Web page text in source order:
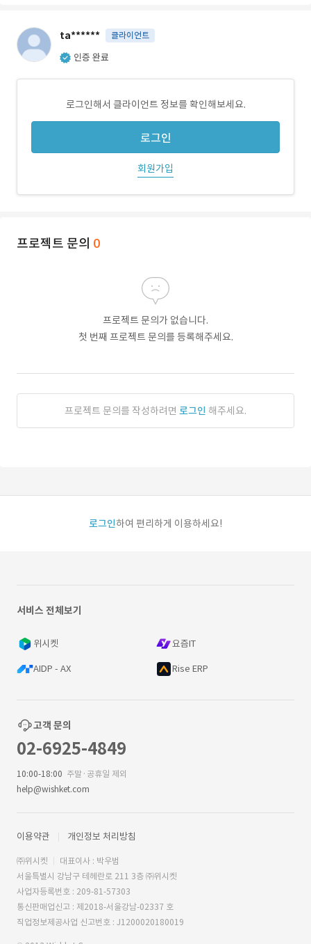
ta****** 클라이언트
인증 완료
로그인해서 클라이언트 정보를 확인해보세요.
로그인
회원가입
프로젝트 문의 0
프로젝트 문의가 없습니다.
첫 번째 프로젝트 문의를 등록해주세요.
프로젝트 문의를 작성하려면 로그인 해주세요.
로그인하여 편리하게 이용하세요!
서비스 전체보기
위시켓 요즘IT
AIDP - AX Rise ERP
고객 문의
02-6925-4849
10:00-18:00 주말·공휴일 제외
help@wishket.com
이용약관 개인정보 처리방침
㈜위시켓
대표이사 : 박우범
서울특별시 강남구 테헤란로 211 3층 ㈜위시켓
사업자등록번호 : 209-81-57303
통신판매업신고 : 제2018-서울강남-02337 호
직업정보제공사업 신고번호 : J1200020180019